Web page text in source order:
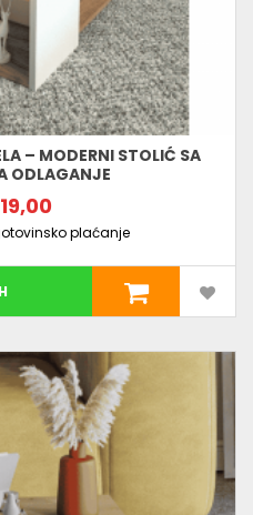
– MODERNI STOLIĆ SA
ODLAGANJE
plaćanje